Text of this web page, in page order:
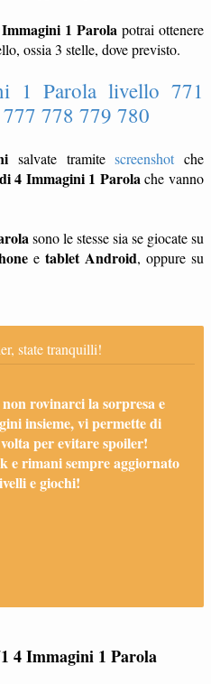
1 Parola potrai ottenere
ossia 3 stelle, dove previsto.
1 Parola livello 771
778 779 780
salvate tramitescreenshot che
4 Immagini 1 Parolache vanno
sono le stesse sia se giocate su
e tablet Android, oppure su
state tranquilli!
rovinarci la sorpresa e
insieme, vi permette di
per evitare spoiler!
e rimani sempre aggiornato
e giochi!
4 Immagini 1 Parola